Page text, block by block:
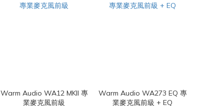
Warm Audio WA12 MKII 專
業麥克風前級
Warm Audio WA273 EQ 專
業麥克風前級 + EQ